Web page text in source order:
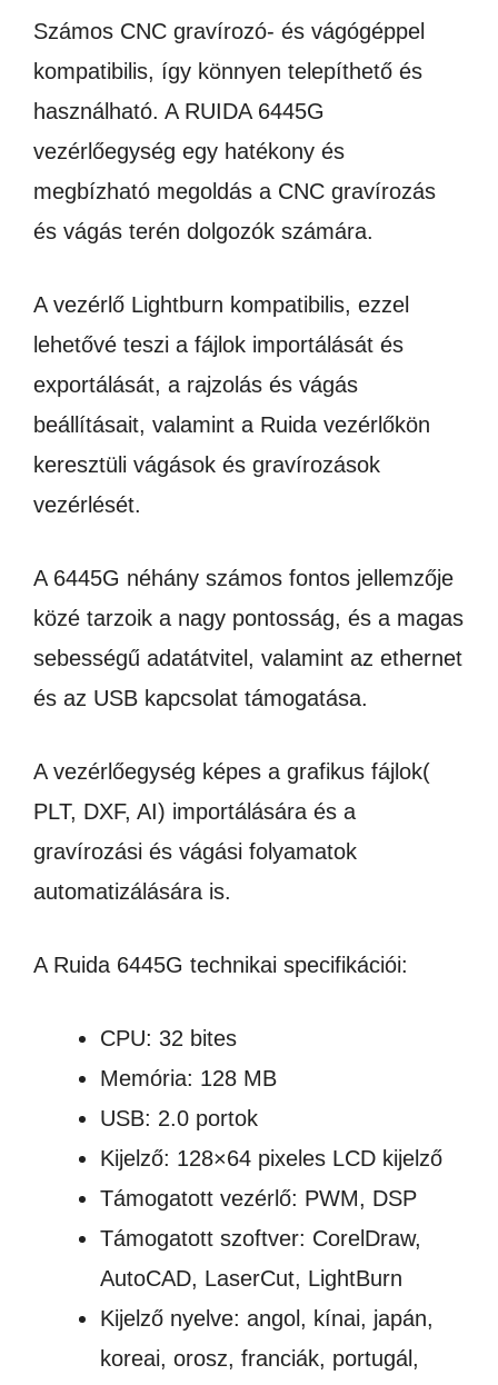
Számos CNC gravírozó- és vágógéppel
kompatibilis, így könnyen telepíthető és
használható. A RUIDA 6445G
vezérlőegység egy hatékony és
megbízható megoldás a CNC gravírozás
és vágás terén dolgozók számára.
A vezérlő Lightburn kompatibilis, ezzel
lehetővé teszi a fájlok importálását és
exportálását, a rajzolás és vágás
beállításait, valamint a Ruida vezérlőkön
keresztüli vágások és gravírozások
vezérlését.
A 6445G néhány számos fontos jellemzője
közé tarzoik a nagy pontosság, és a magas
sebességű adatátvitel, valamint az ethernet
és az USB kapcsolat támogatása.
A vezérlőegység képes a grafikus fájlok(
PLT, DXF, AI) importálására és a
gravírozási és vágási folyamatok
automatizálására is.
A Ruida 6445G technikai specifikációi:
CPU: 32 bites
Memória: 128 MB
USB: 2.0 portok
Kijelző: 128×64 pixeles LCD kijelző
Támogatott vezérlő: PWM, DSP
Támogatott szoftver: CorelDraw,
AutoCAD, LaserCut, LightBurn
Kijelző nyelve: angol, kínai, japán,
koreai, orosz, franciák, portugál,